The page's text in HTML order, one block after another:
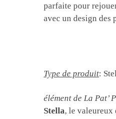
parfaite pour
avec un design des
Type de produit:
élément de La Pat’
Stella, le